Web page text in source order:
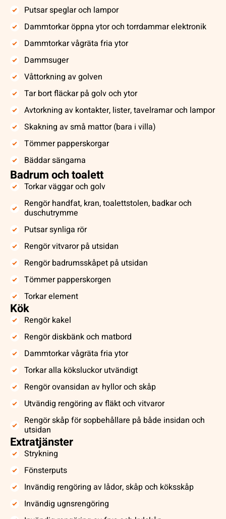
Putsar speglar och lampor
Dammtorkar öppna ytor och torrdammar elektronik
Dammtorkar vågräta fria ytor
Dammsuger
Våttorkning av golven
Tar bort fläckar på golv och ytor
Avtorkning av kontakter, lister, tavelramar och lampor
Skakning av små mattor (bara i villa)
Tömmer papperskorgar
Bäddar sängarna
Badrum och toalett
Torkar väggar och golv
Rengör handfat, kran, toalettstolen, badkar och
duschutrymme
Putsar synliga rör
Rengör vitvaror på utsidan
Rengör badrumsskåpet på utsidan
Tömmer papperskorgen
Torkar element
Kök
Rengör kakel
Rengör diskbänk och matbord
Dammtorkar vågräta fria ytor
Torkar alla köksluckor utvändigt
Rengör ovansidan av hyllor och skåp
Utvändig rengöring av fläkt och vitvaror
Rengör skåp för sopbehållare på både insidan och
utsidan
Extratjänster
Strykning
Fönsterputs
Invändig rengöring av lådor, skåp och köksskåp
Invändig ugnsrengöring